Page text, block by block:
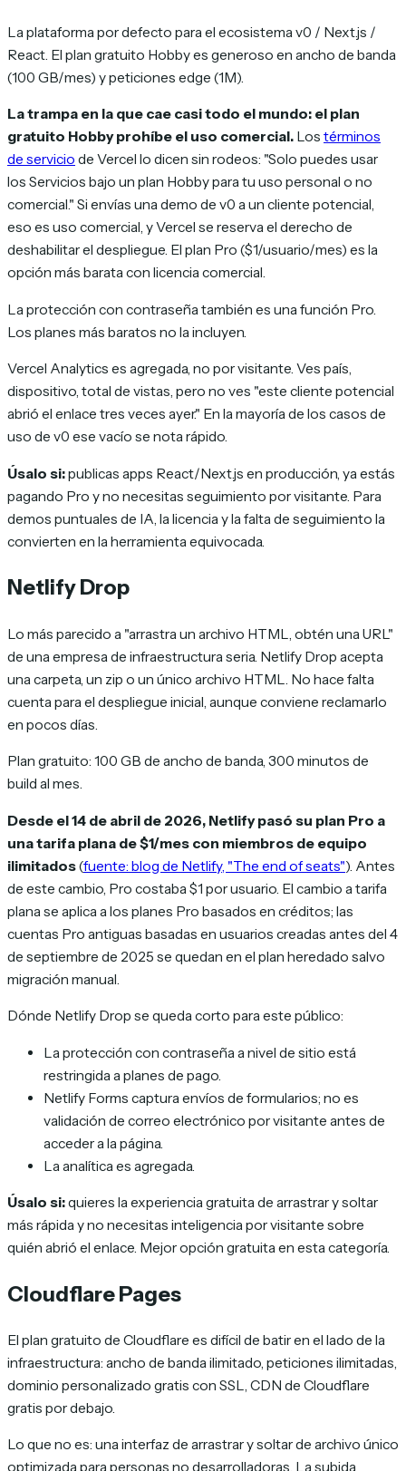
La plataforma por defecto para el ecosistema v0 / Next.js /
React. El plan gratuito Hobby es generoso en ancho de banda
(100 GB/mes) y peticiones edge (1M).
La trampa en la que cae casi todo el mundo: el plan
gratuito Hobby prohíbe el uso comercial. Los términos
de servicio de Vercel lo dicen sin rodeos: "Solo puedes usar
los Servicios bajo un plan Hobby para tu uso personal o no
comercial." Si envías una demo de v0 a un cliente potencial,
eso es uso comercial, y Vercel se reserva el derecho de
deshabilitar el despliegue. El plan Pro ($1/usuario/mes) es la
opción más barata con licencia comercial.
La protección con contraseña también es una función Pro.
Los planes más baratos no la incluyen.
Vercel Analytics es agregada, no por visitante. Ves país,
dispositivo, total de vistas, pero no ves "este cliente potencial
abrió el enlace tres veces ayer." En la mayoría de los casos de
uso de v0 ese vacío se nota rápido.
Úsalo si:publicas apps React/Next.js en producción, ya estás
pagando Pro y no necesitas seguimiento por visitante. Para
demos puntuales de IA, la licencia y la falta de seguimiento la
convierten en la herramienta equivocada.
Netlify Drop
Lo más parecido a "arrastra un archivo HTML, obtén una URL"
de una empresa de infraestructura seria. Netlify Drop acepta
una carpeta, un zip o un único archivo HTML. No hace falta
cuenta para el despliegue inicial, aunque conviene reclamarlo
en pocos días.
Plan gratuito: 100 GB de ancho de banda, 300 minutos de
build al mes.
Desde el 14 de abril de 2026, Netlify pasó su plan Pro a
una tarifa plana de $1/mes con miembros de equipo
ilimitados(fuente: blog de Netlify, "The end of seats"). Antes
de este cambio, Pro costaba $1 por usuario. El cambio a tarifa
plana se aplica a los planes Pro basados en créditos; las
cuentas Pro antiguas basadas en usuarios creadas antes del 4
de septiembre de 2025 se quedan en el plan heredado salvo
migración manual.
Dónde Netlify Drop se queda corto para este público:
La protección con contraseña a nivel de sitio está
restringida a planes de pago.
Netlify Forms captura envíos de formularios; no es
validación de correo electrónico por visitante antes de
acceder a la página.
La analítica es agregada.
Úsalo si:quieres la experiencia gratuita de arrastrar y soltar
más rápida y no necesitas inteligencia por visitante sobre
quién abrió el enlace. Mejor opción gratuita en esta categoría.
Cloudflare Pages
El plan gratuito de Cloudflare es difícil de batir en el lado de la
infraestructura: ancho de banda ilimitado, peticiones ilimitadas,
dominio personalizado gratis con SSL, CDN de Cloudflare
gratis por debajo.
Lo que no es: una interfaz de arrastrar y soltar de archivo único
optimizada para personas no desarrolladoras. La subida